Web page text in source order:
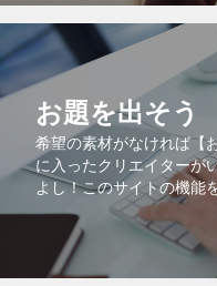
お題を出そう
希望の素材がなければ【
に入ったクリエイターが
よし！このサイトの機能